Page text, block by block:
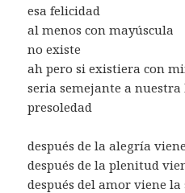
esa felicidad
al menos con mayúscula
no existe
ah pero si existiera con
seria semejante a nuestra
presoledad
después de la alegría
después de la plenitud
después del amor viene la